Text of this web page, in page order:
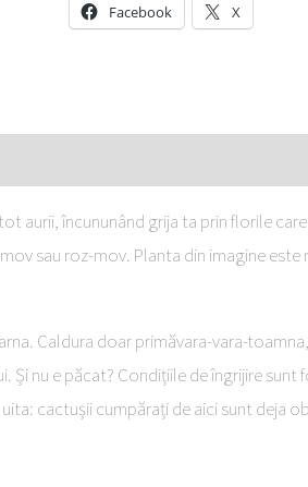
Facebook X
aurii, încununând grija ta prin florile
sau roz-mov. Planta din imagine
Caldura doar primăvara-vara-
nu e păcat? Condițiile de îngrijire sunt
cactușii cumpărați de aici sunt deja